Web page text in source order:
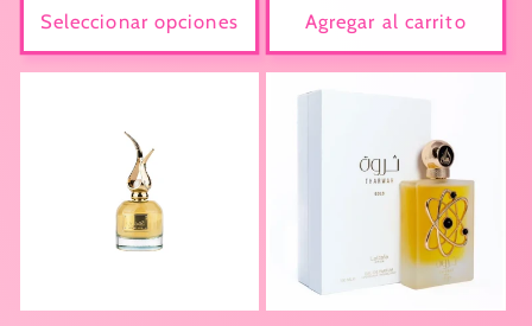
Seleccionar opciones Agregar al carrito